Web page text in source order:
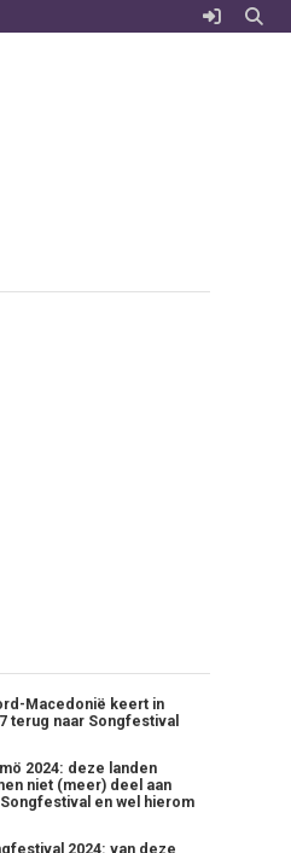
Macedonië keert in
terug naar Songfestival
2024: deze landen
niet (meer) deel aan
en wel hierom
2024: van deze